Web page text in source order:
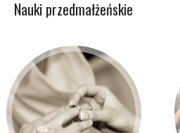
Nauki przedmałżeńskie